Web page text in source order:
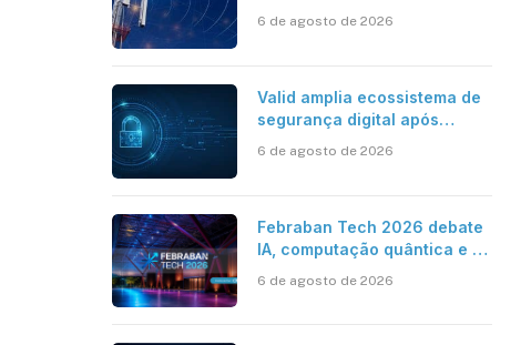
móvel, mas mantém desafio
6 de agosto de 2026
Valid amplia ecossistema de
segurança digital após
6 de agosto de 2026
Febraban Tech 2026 debate
IA, computação quântica e os
bancária
6 de agosto de 2026